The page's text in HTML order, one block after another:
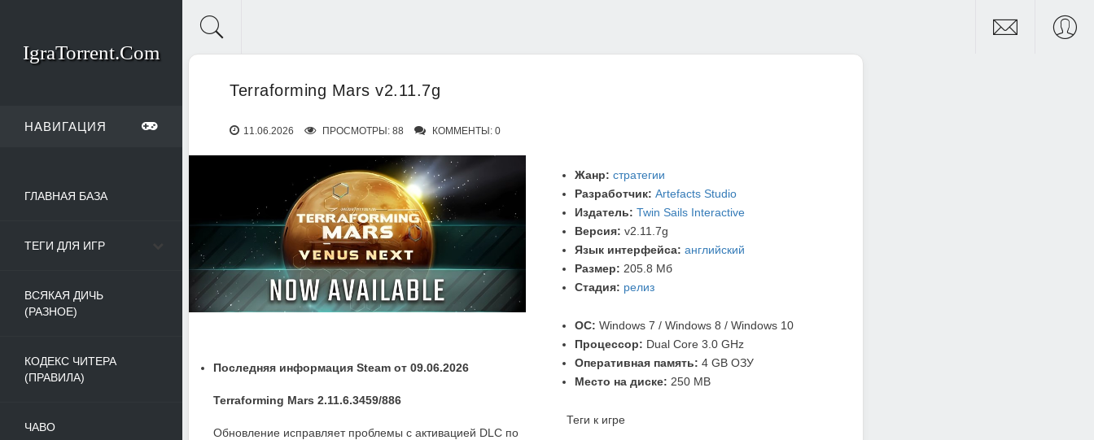
IgraTorrent.Com
НАВИГАЦИЯ
ГЛАВНАЯ БАЗА
ТЕГИ ДЛЯ ИГР
ВСЯКАЯ ДИЧЬ
(РАЗНОЕ)
КОДЕКС ЧИТЕРА
(ПРАВИЛА)
ЧАВО
Terraforming Mars v2.11.7g
11.06.2026 ПРОСМОТРЫ: 88 КОММЕНТЫ: 0
Последняя информация Steam от 09.06.2026
Terraforming Mars 2.11.6.3459/886
Обновление исправляет проблемы с активацией DLC по
Жанр: стратегии
Разработчик: Artefacts Studio
Издатель: Twin Sails Interactive
Версия: v2.11.7g
Язык интерфейса: английский
Размер: 205.8 Мб
Стадия: релиз
ОС: Windows 7 / Windows 8 / Windows 10
Процессор: Dual Core 3.0 GHz
Оперативная память: 4 GB ОЗУ
Место на диске: 250 MB
Теги к игре